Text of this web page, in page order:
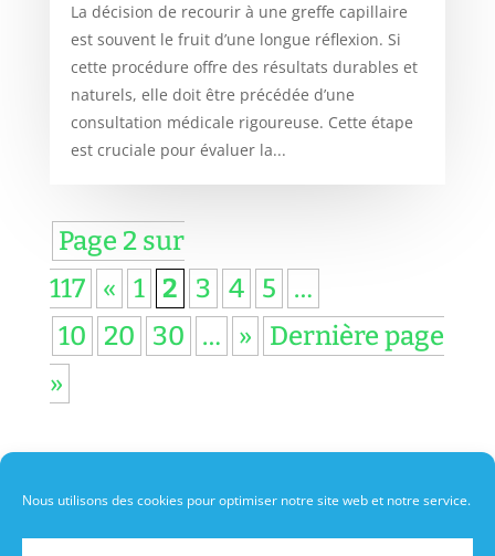
Nous utilisons des cookies pour optimiser notre site web et notre service.
La décision de recourir à une greffe capillaire
est souvent le fruit d’une longue réflexion. Si
cette procédure offre des résultats durables et
naturels, elle doit être précédée d’une
consultation médicale rigoureuse. Cette étape
est cruciale pour évaluer la...
Page 2 sur
117
« 1 2 3 4 5
…
10
20 30 … »
Dernière page
»